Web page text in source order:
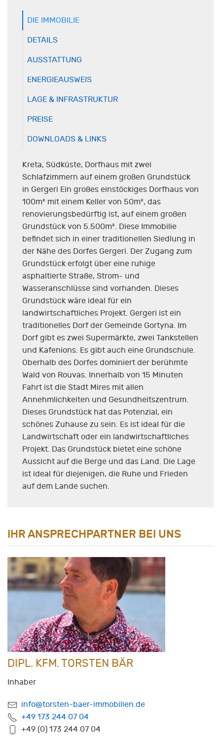
DIE IMMOBILIE
DETAILS
AUSSTATTUNG
ENERGIEAUSWEIS
LAGE & INFRASTRUKTUR
PREISE
DOWNLOADS & LINKS
Kreta, Südküste, Dorfhaus mit zwei
Schlafzimmern auf einem großen Grundstück
in Gergeri Ein großes einstöckiges Dorfhaus von
100m² mit einem Keller von 50m², das
renovierungsbedürftig ist, auf einem großen
Grundstück von 5.500m². Diese Immobilie
befindet sich in einer traditionellen Siedlung in
der Nähe des Dorfes Gergeri. Der Zugang zum
Grundstück erfolgt über eine ruhige
asphaltierte Straße, Strom- und
Wasseranschlüsse sind vorhanden. Dieses
Grundstück wäre ideal für ein
landwirtschaftliches Projekt. Gergeri ist ein
traditionelles Dorf der Gemeinde Gortyna. Im
Dorf gibt es zwei Supermärkte, zwei Tankstellen
und Kafenions. Es gibt auch eine Grundschule.
Oberhalb des Dorfes dominiert der berühmte
Wald von Rouvas. Innerhalb von 15 Minuten
Fahrt ist die Stadt Mires mit allen
Annehmlichkeiten und Gesundheitszentrum.
Dieses Grundstück hat das Potenzial, ein
schönes Zuhause zu sein. Es ist ideal für die
Landwirtschaft oder ein landwirtschaftliches
Projekt. Das Grundstück bietet eine schöne
Aussicht auf die Berge und das Land. Die Lage
ist ideal für diejenigen, die Ruhe und Frieden
auf dem Lande suchen.
IHR ANSPRECHPARTNER BEI UNS
DIPL. KFM. TORSTEN BÄR
Inhaber
info@torsten-baer-immobilien.de
+49 173 244 07 04
+49 (0) 173 244 07 04